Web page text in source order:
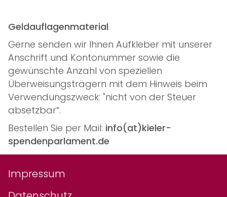
Geldauflagenmaterial
Gerne senden wir Ihnen Aufkleber mit unserer
Anschrift und Kontonummer sowie die
gewünschte Anzahl von speziellen
Überweisungsträgern mit dem Hinweis beim
Verwendungszweck: "nicht von der Steuer
absetzbar“.
Bestellen Sie per Mail: info(at)kieler-
spendenparlament.de
Impressum